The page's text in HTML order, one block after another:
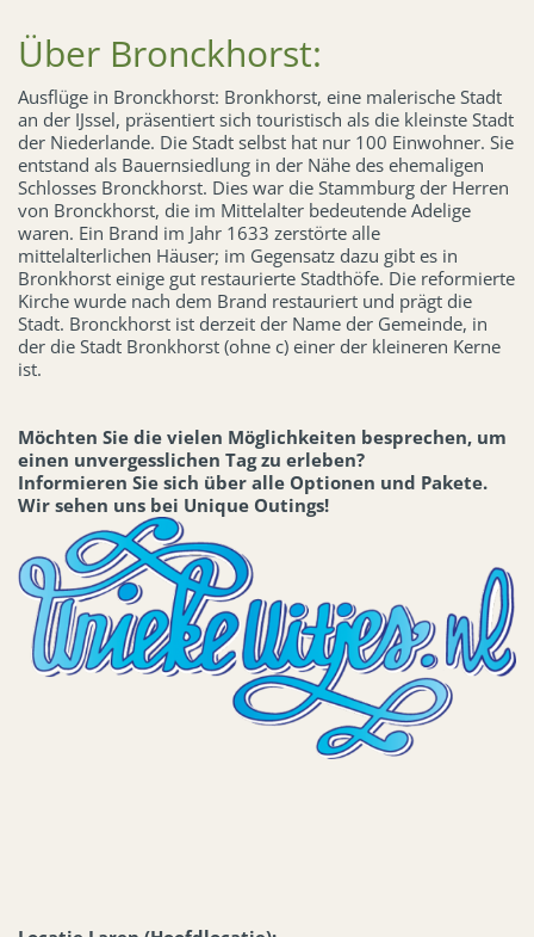
Über Bronckhorst:
Ausflüge in Bronckhorst: Bronkhorst, eine malerische Stadt
an der IJssel, präsentiert sich touristisch als die kleinste Stadt
der Niederlande. Die Stadt selbst hat nur 100 Einwohner. Sie
entstand als Bauernsiedlung in der Nähe des ehemaligen
Schlosses Bronckhorst. Dies war die Stammburg der Herren
von Bronckhorst, die im Mittelalter bedeutende Adelige
waren. Ein Brand im Jahr 1633 zerstörte alle
mittelalterlichen Häuser; im Gegensatz dazu gibt es in
Bronkhorst einige gut restaurierte Stadthöfe. Die reformierte
Kirche wurde nach dem Brand restauriert und prägt die
Stadt. Bronckhorst ist derzeit der Name der Gemeinde, in
der die Stadt Bronkhorst (ohne c) einer der kleineren Kerne
ist.
Möchten Sie die vielen Möglichkeiten besprechen, um
einen unvergesslichen Tag zu erleben?
Informieren Sie sich über alle Optionen und Pakete.
Wir sehen uns bei Unique Outings!